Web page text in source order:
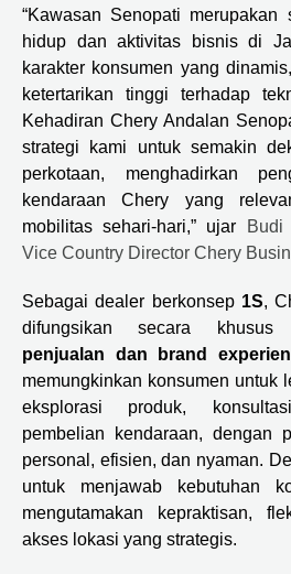
“Kawasan Senopati
hidup dan aktivitas bisnis di
karakter konsumen yang
ketertarikan tinggi terhadap
Kehadiran Chery Andalan
strategi kami untuk semakin
perkotaan, menghadirkan
kendaraan Chery yang
mobilitas sehari-hari,” ujar
Budi
Vice Country Director Chery
Sebagai dealer berkonsep 1S,
difungsikan secara
penjualan dan brand
memungkinkan konsumen untuk
eksplorasi produk,
pembelian kendaraan, dengan
personal, efisien, dan nyaman.
untuk menjawab kebutuhan
mengutamakan kepraktisan,
akses lokasi yang strategis.